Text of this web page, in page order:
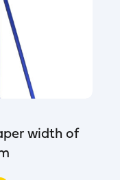
width of